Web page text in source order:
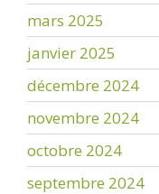
mars 2025
janvier 2025
décembre 2024
novembre 2024
octobre 2024
septembre 2024